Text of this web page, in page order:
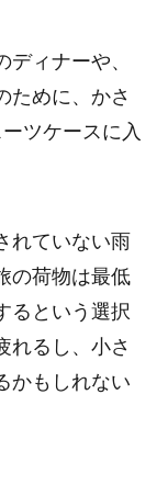
ィナーや、
ために、かさ
ツケースに入
れていない雨
の荷物は最低
るという選択
れるし、小さ
かもしれない